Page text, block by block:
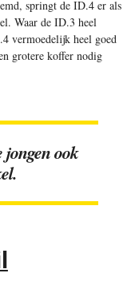
springt de ID.4 er als
Waar de ID.3 heel
vermoedelijk heel goed
grotere koffer nodig
ook